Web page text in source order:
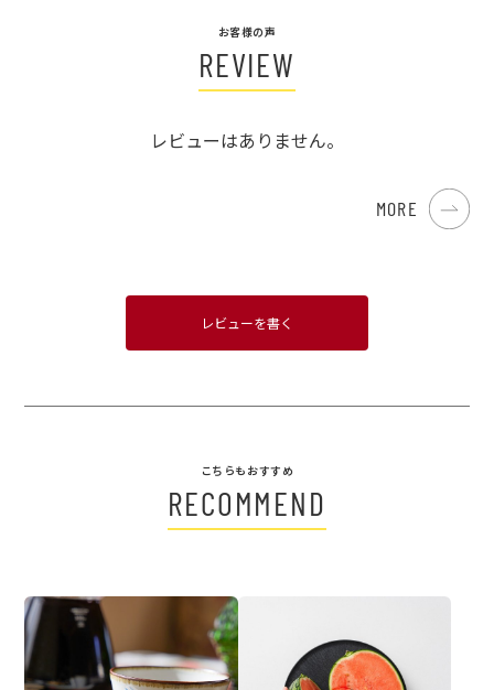
お客様の声
REVIEW
レビューはありません。
MORE
レビューを書く
こちらもおすすめ
RECOMMEND